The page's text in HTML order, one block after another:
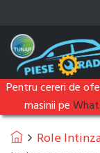
Pentru cereri de
masinii pe
Role